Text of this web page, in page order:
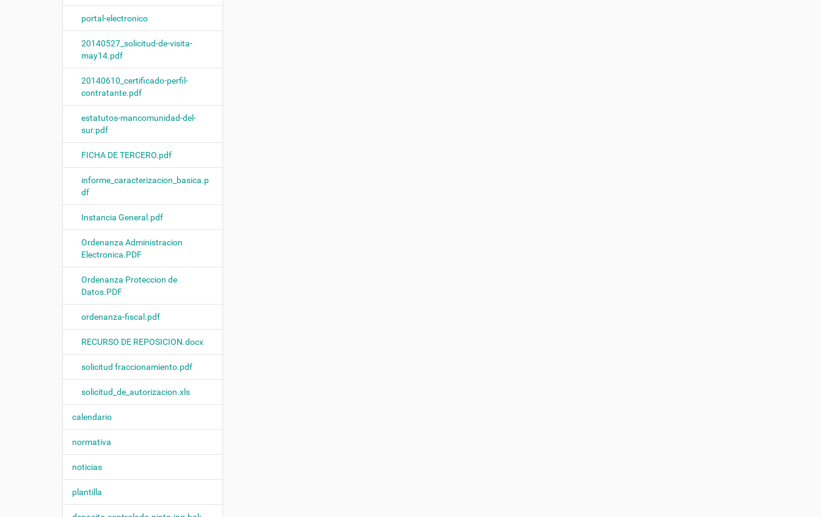
portal-electronico
20140527_solicitud-de-visita-
may14.pdf
20140610_certificado-perfil-
contratante.pdf
estatutos-mancomunidad-del-
sur.pdf
FICHA DE TERCERO.pdf
informe_caracterizacion_basica.p
df
Instancia General.pdf
Ordenanza Administracion
Electronica.PDF
Ordenanza Proteccion de
Datos.PDF
ordenanza-fiscal.pdf
RECURSO DE REPOSICION.docx
solicitud fraccionamiento.pdf
solicitud_de_autorizacion.xls
calendario
normativa
noticias
plantilla